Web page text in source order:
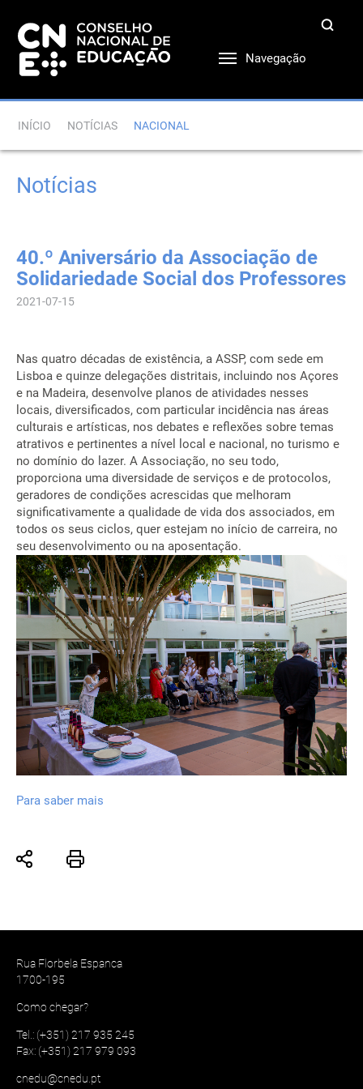
Navegação
INÍCIO NOTÍCIAS NACIONAL
Notícias
40.º Aniversário da Associação de
Solidariedade Social dos Professores
2021-07-15
Nas quatro décadas de existência, a ASSP, com sede em
Lisboa e quinze delegações distritais, incluindo nos Açores
e na Madeira, desenvolve planos de atividades nesses
locais, diversificados, com particular incidência nas áreas
culturais e artísticas, nos debates e reflexões sobre temas
atrativos e pertinentes a nível local e nacional, no turismo e
no domínio do lazer. A Associação, no seu todo,
proporciona uma diversidade de serviços e de protocolos,
geradores de condições acrescidas que melhoram
significativamente a qualidade de vida dos associados, em
todos os seus ciclos, quer estejam no início de carreira, no
seu desenvolvimento ou na aposentação.
Para saber mais
Rua Florbela Espanca
1700-195
Como chegar?
Tel.: (+351) 217 935 245
Fax: (+351) 217 979 093
cnedu@cnedu.pt